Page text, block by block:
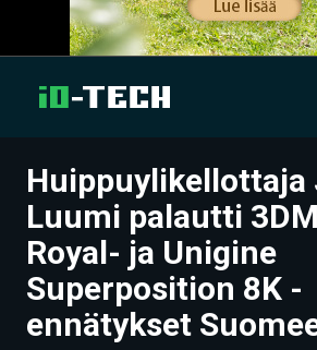
UUTISET
ARTIKKELIT
VIDEOT
TECHBBS
Huippuylikellottaja
Luumi palautti
Royal- ja Unigine
Superposition 8K -
ennätykset